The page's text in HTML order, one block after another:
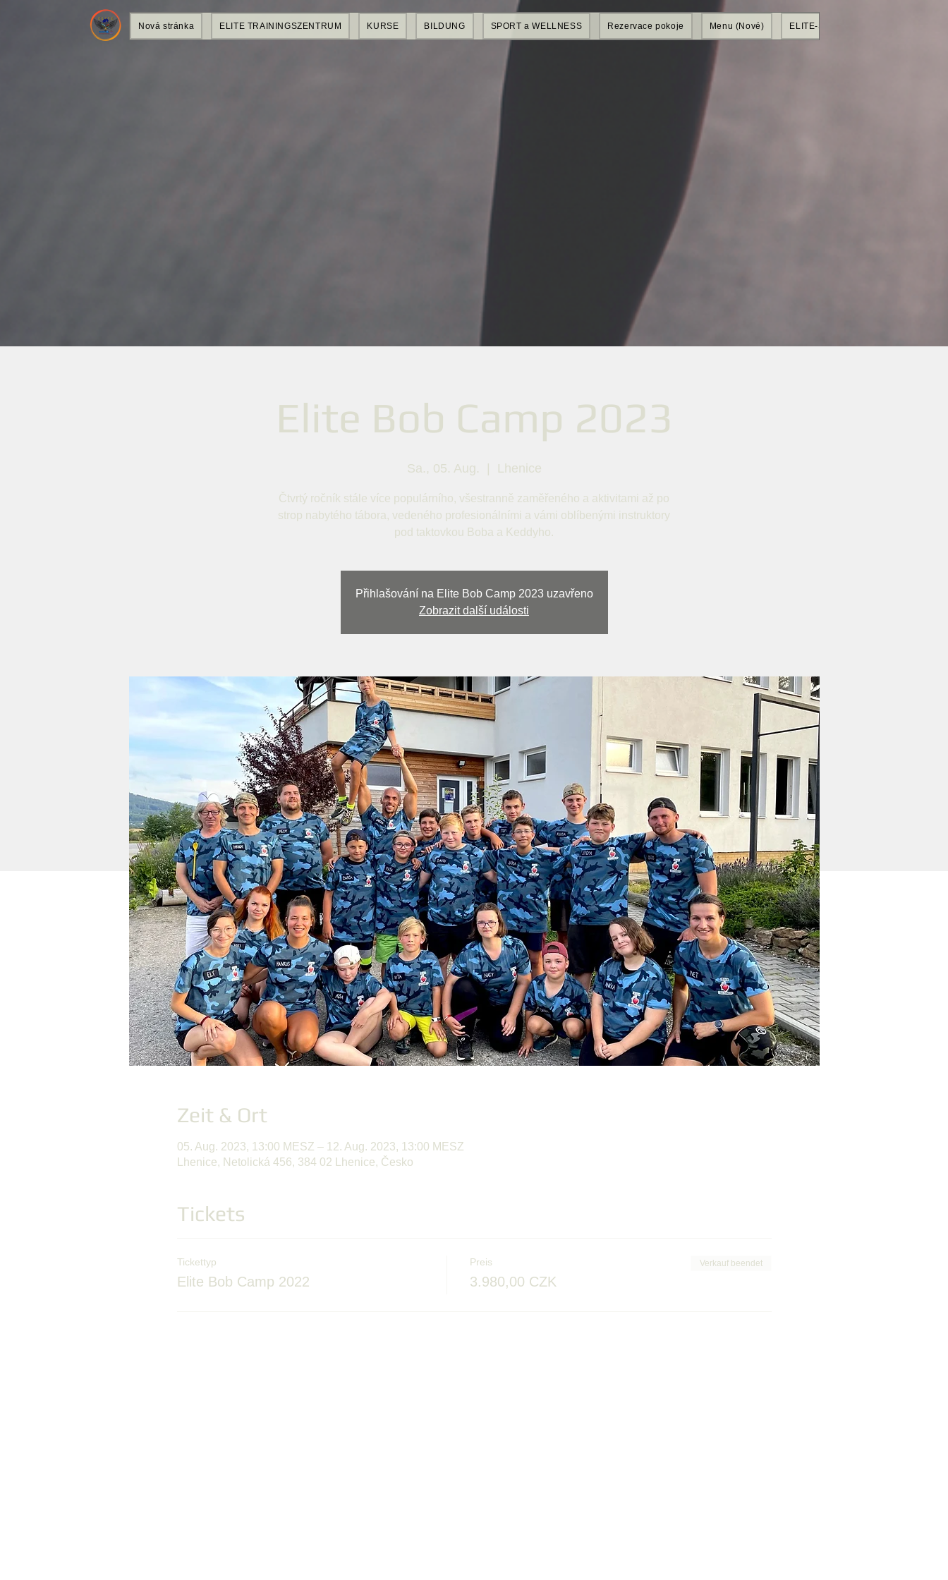
Nová stránka ELITE TRAININGSZENTRUM KURSE BILDUNG SPORT a WELLNESS Rezervace pokoje Menu (Nové) ELITE-SHOP
Elite Bob Camp 2023
Sa., 05. Aug. Lhenice
Čtvrtý ročník stále více populárního, všestranně zaměřeného a aktivitami až po
strop nabytého tábora, vedeného profesionálními a vámi oblíbenými instruktory
pod taktovkou Boba a Keddyho.
Přihlašování na Elite Bob Camp 2023 uzavřeno
Zobrazit další události
Zeit & Ort
05. Aug. 2023, 13:00 MESZ – 12. Aug. 2023, 13:00 MESZ
Lhenice, Netolická 456, 384 02 Lhenice, Česko
Tickets
Tickettyp
Elite Bob Camp 2022
Preis
3.980,00 CZK
Verkauf beendet